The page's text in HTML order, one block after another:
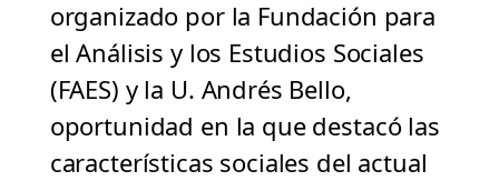
organizado por la Fundación para
el Análisis y los Estudios Sociales
(FAES) y la U. Andrés Bello,
oportunidad en la que destacó las
características sociales del actual